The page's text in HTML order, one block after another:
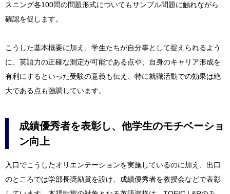
スニング各100問の問題形式についてもサンプル問題に触れながら
確認を促します。
こうした基本概要に加え、学生たちが自分事として捉えられるよう
に、英語力の正確な測定が可能である点や、自身のキャリア形成を
有利にするといった受験の意義も伝え、特に就職活動での効果は絶
大である点も強調しています。
成績優秀者を表彰し、他学生のモチベーショ
ン向上
入口でこうしたオリエンテーションを実施しているのに加え、出口
のところでは学部長奨励賞を設け、成績優秀者を教授会などで表彰